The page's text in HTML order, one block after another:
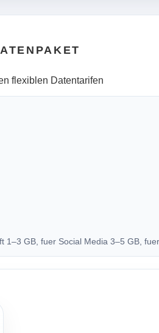
flexiblen Datentarifen
1–3 GB, fuer Social Media 3–5 GB,